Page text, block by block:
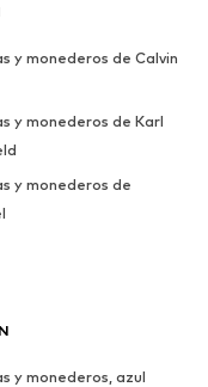
y monederos de Calvin
y monederos de Karl
y monederos de
y monederos, azul